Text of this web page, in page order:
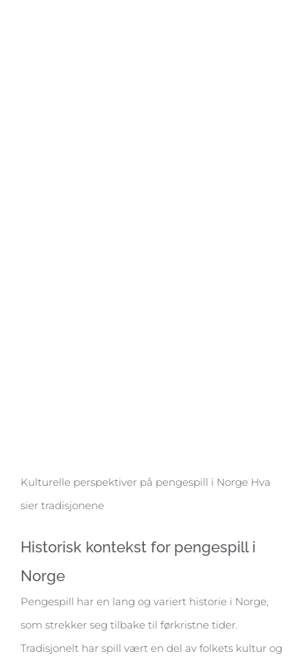
Kulturelle perspektiver på pengespill i Norge Hva
sier tradisjonene
Historisk kontekst for pengespill i
Norge
Pengespill har en lang og variert historie i Norge,
som strekker seg tilbake til førkristne tider.
Tradisjonelt har spill vært en del av folkets kultur og